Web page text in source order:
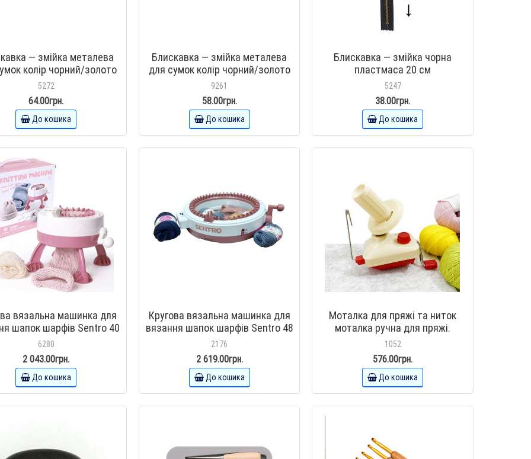
— змійка металева
колір чорний/золото
з отворами 15
см
5272
64.00грн.
До кошика
Блискавка — змійка металева
для сумок колір чорний/золото
шкірозамінників з отворами 22
см
9261
58.00грн.
До кошика
Блискавка — змійка чорна
пластмаса 20 см
5247
38.00грн.
До кошика
вязальна машинка для
шапок шарфів Sentro 40
петель 6280
6280
2 043.00грн.
До кошика
Кругова вязальна машинка для
вязання шапок шарфів Sentro 48
петель ( 2176)
2176
2 619.00грн.
До кошика
Моталка для пряжі та ниток
моталка ручна для пряжі.
Пристрій для перемотування
пряжі в клубки
1052
576.00грн.
До кошика